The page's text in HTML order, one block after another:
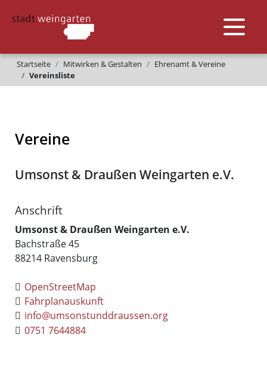
Startseite Mitwirken & Gestalten
Ehrenamt & Vereine
Vereinsliste
Vereine
Umsonst & Draußen Weingarten e.V.
Anschrift
Umsonst & Draußen Weingarten e.V.
Bachstraße 45
88214 Ravensburg
OpenStreetMap
Fahrplanauskunft
info@umsonstunddraussen.org
0751 7644884